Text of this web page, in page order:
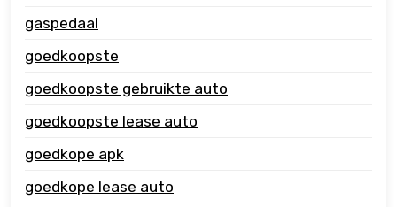
gaspedaal
goedkoopste
goedkoopste gebruikte auto
goedkoopste lease auto
goedkope apk
goedkope lease auto